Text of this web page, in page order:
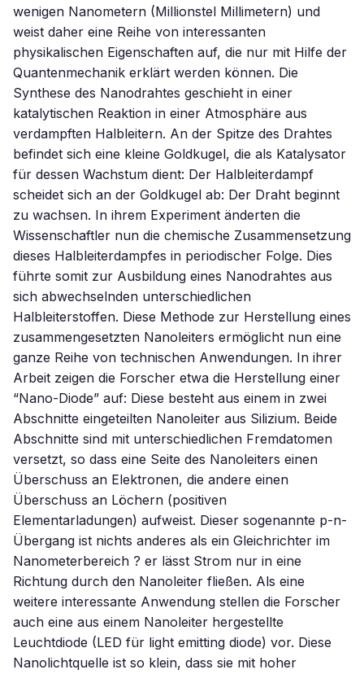
wenigen Nanometern (Millionstel Millimetern) und
weist daher eine Reihe von interessanten
physikalischen Eigenschaften auf, die nur mit Hilfe der
Quantenmechanik erklärt werden können. Die
Synthese des Nanodrahtes geschieht in einer
katalytischen Reaktion in einer Atmosphäre aus
verdampften Halbleitern. An der Spitze des Drahtes
befindet sich eine kleine Goldkugel, die als Katalysator
für dessen Wachstum dient: Der Halbleiterdampf
scheidet sich an der Goldkugel ab: Der Draht beginnt
zu wachsen. In ihrem Experiment änderten die
Wissenschaftler nun die chemische Zusammensetzung
dieses Halbleiterdampfes in periodischer Folge. Dies
führte somit zur Ausbildung eines Nanodrahtes aus
sich abwechselnden unterschiedlichen
Halbleiterstoffen. Diese Methode zur Herstellung eines
zusammengesetzten Nanoleiters ermöglicht nun eine
ganze Reihe von technischen Anwendungen. In ihrer
Arbeit zeigen die Forscher etwa die Herstellung einer
“Nano-Diode” auf: Diese besteht aus einem in zwei
Abschnitte eingeteilten Nanoleiter aus Silizium. Beide
Abschnitte sind mit unterschiedlichen Fremdatomen
versetzt, so dass eine Seite des Nanoleiters einen
Überschuss an Elektronen, die andere einen
Überschuss an Löchern (positiven
Elementarladungen) aufweist. Dieser sogenannte p-n-
Übergang ist nichts anderes als ein Gleichrichter im
Nanometerbereich ? er lässt Strom nur in eine
Richtung durch den Nanoleiter fließen. Als eine
weitere interessante Anwendung stellen die Forscher
auch eine aus einem Nanoleiter hergestellte
Leuchtdiode (LED für light emitting diode) vor. Diese
Nanolichtquelle ist so klein, dass sie mit hoher